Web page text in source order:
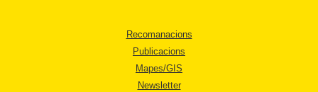
Recomanacions
Publicacions
Mapes/GIS
Newsletter